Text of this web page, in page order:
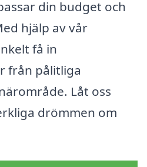
din budget och
hjälp av vår
få in
från pålitliga
Låt oss
drömmen om